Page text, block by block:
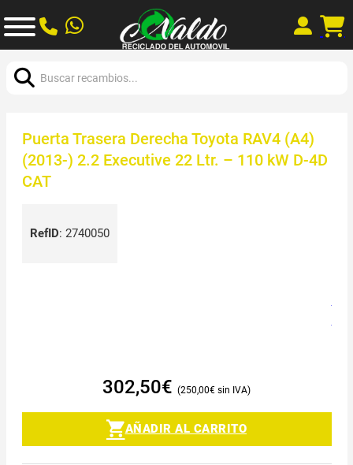
Puerta Trasera Derecha Toyota RAV4 (A4)
(2013-) 2.2 Executive 22 Ltr. – 110 kW D-4D
CAT
RefID: 2740050
302,50€ 250,00€
AÑADIR AL CARRITO